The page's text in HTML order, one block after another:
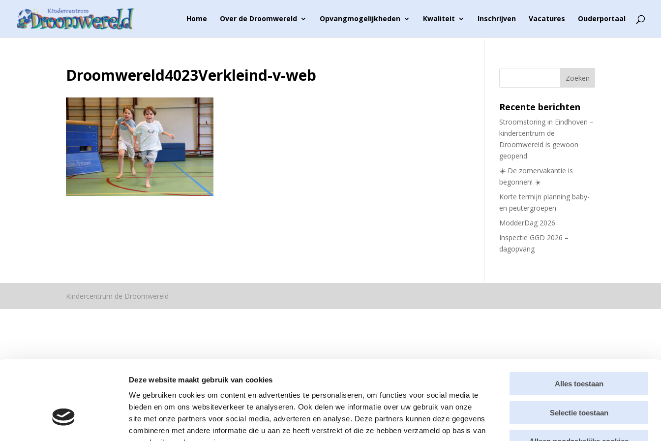
Deze website maakt gebruik van cookies
We gebruiken cookies om content en advertenties te personaliseren, om functies voor social media te
bieden en om ons websiteverkeer te analyseren. Ook delen we informatie over uw gebruik van onze
site met onze partners voor social media, adverteren en analyse. Deze partners kunnen deze gegevens
combineren met andere informatie die u aan ze heeft verstrekt of die ze hebben verzameld op basis van
Alles toestaan
Selectie toestaan
Home Over de Droomwereld Opvangmogelijkheden Kwaliteit Inschrijven Vacatures Ouderportaal
Droomwereld4023Verkleind-v-web
Recente berichten
Stroomstoring in Eindhoven –
kindercentrum de
Droomwereld is gewoon
geopend
☀️ De zomervakantie is
begonnen! ☀️
Korte termijn planning baby-
en peutergroepen
ModderDag 2026
Inspectie GGD 2026 –
dagopvang
Kindercentrum de Droomwereld